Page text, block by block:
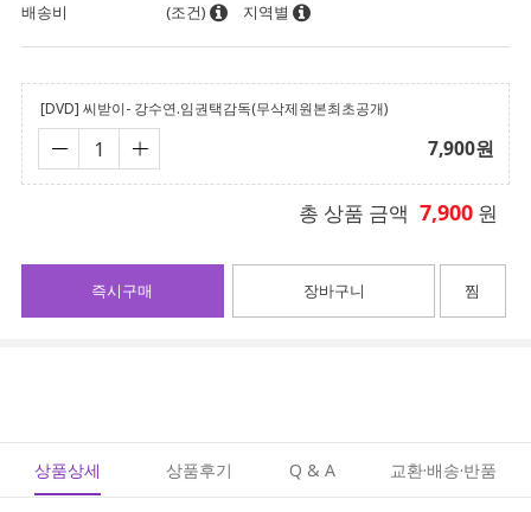
배송비
(조건) 지역별
[DVD] 씨받이- 강수연.임권택감독(무삭제원본최초공개)
7,900원
총 상품 금액 7,900 원
장바구니
즉시구매 찜
상품상세 상품후기 Q & A 교환·배송·반품